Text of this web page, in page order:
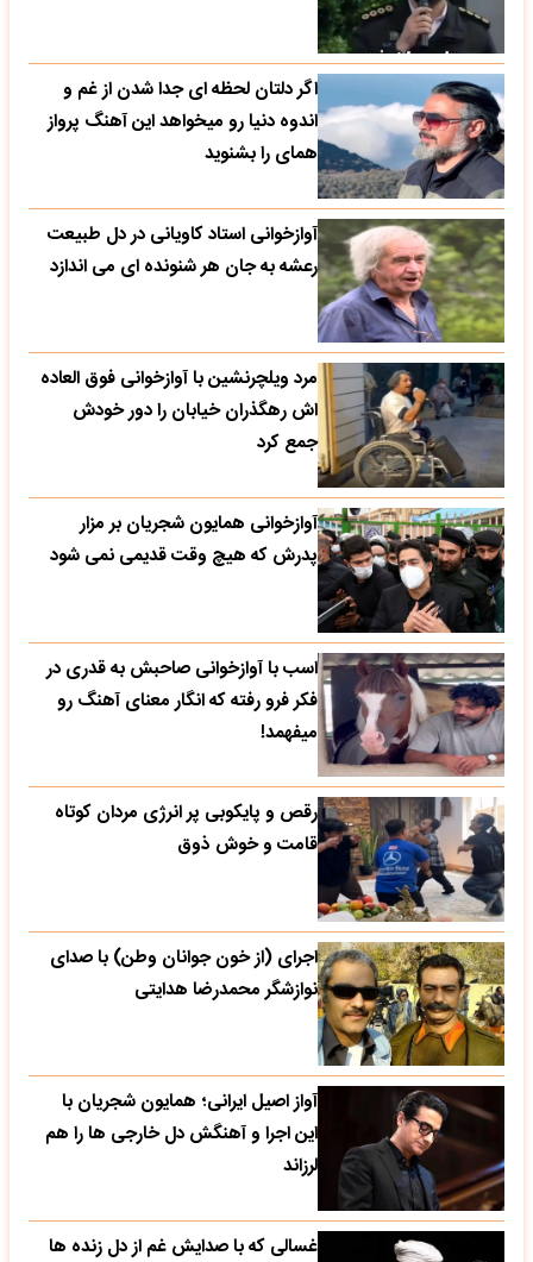
اگر دلتان لحظه ای جدا شدن از غم و
اندوه دنیا رو میخواهد این آهنگ پرواز
همای را بشنوید
آوازخوانی استاد کاویانی در دل طبیعت
رعشه به جان هر شنونده ای می اندازد
مرد ویلچرنشین با آوازخوانی فوق العاده
اش رهگذران خیابان را دور خودش
جمع کرد
آوازخوانی همایون شجریان بر مزار
پدرش که هیچ وقت قدیمی نمی شود
اسب با آوازخوانی صاحبش به قدری در
فکر فرو رفته که انگار معنای آهنگ رو
میفهمد!
رقص و پایکوبی پر انرژی مردان کوتاه
قامت و خوش ذوق
اجرای (از خون جوانان وطن) با صدای
نوازشگر محمدرضا هدایتی
آواز اصیل ایرانی؛ همایون شجریان با
این اجرا و آهنگش دل خارجی ها را هم
لرزاند
غسالی که با صدایش غم از دل زنده ها